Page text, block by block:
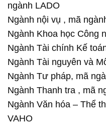
ngành LADO
Ngành nội vụ , mã
Ngành Khoa học Công
Ngành Tài chính Kế
Ngành Tài nguyên và
Ngành Tư pháp, mã
Ngành Thanh tra , mã
Ngành Văn hóa – Thể
VAHO